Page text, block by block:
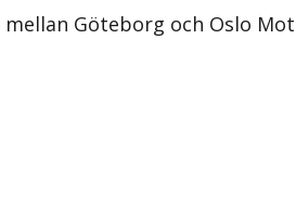
Göteborg och Oslo